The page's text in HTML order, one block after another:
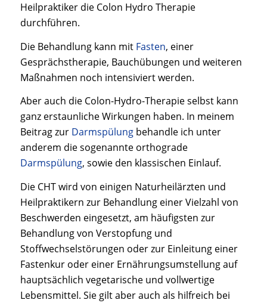
Heilpraktiker die Colon Hydro Therapie
durchführen.
Die Behandlung kann mit Fasten, einer
Gesprächstherapie, Bauchübungen und weiteren
Maßnahmen noch intensiviert werden.
Aber auch die Colon-Hydro-Therapie selbst kann
ganz erstaunliche Wirkungen haben. In meinem
Beitrag zur Darmspülungbehandle ich unter
anderem die sogenannte orthograde
Darmspülung, sowie den klassischen Einlauf.
Die CHT wird von einigen Naturheilärzten und
Heilpraktikern zur Behandlung einer Vielzahl von
Beschwerden eingesetzt, am häufigsten zur
Behandlung von Verstopfung und
Stoffwechselstörungen oder zur Einleitung einer
Fastenkur oder einer Ernährungsumstellung auf
hauptsächlich vegetarische und vollwertige
Lebensmittel. Sie gilt aber auch als hilfreich bei